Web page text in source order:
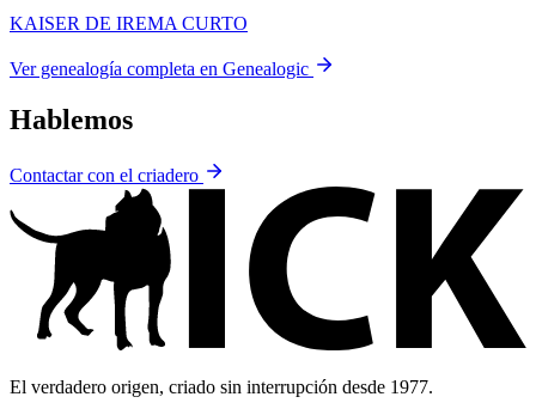
KAISER DE IREMA CURTO
Ver genealogía completa en Genealogic
Hablemos
Contactar con el criadero
El verdadero origen, criado sin interrupción desde 1977.